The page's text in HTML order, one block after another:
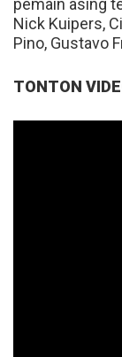
pemain asing
Nick Kuipers,
Pino, Gustavo
TONTON